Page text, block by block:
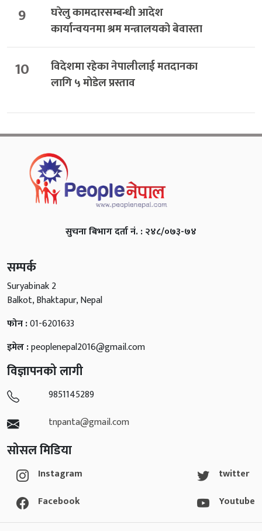
9
घरेलु कामदारसम्बन्धी आदेश
कार्यान्वयनमा श्रम मन्त्रालयको बेवास्ता
10
विदेशमा रहेका नेपालीलाई मतदानका
लागि ५ मोडेल प्रस्ताव
सुचना बिभाग दर्ता नं. : २४८/०७३-७४
सम्पर्क
Suryabinak 2
Balkot, Bhaktapur, Nepal
फोन :01-6201633
इमेल :peoplenepal2016@gmail.com
विज्ञापनको लागी
9851145289
tnpanta@gmail.com
सोसल मिडिया
Instagram
Facebook
twitter
Youtube